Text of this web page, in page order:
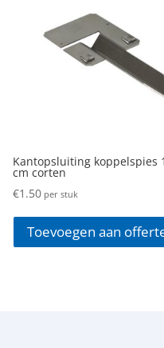
Kantopsluiting koppelspies
cm corten
€1.50 per stuk
Toevoegen aan